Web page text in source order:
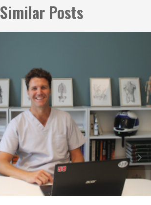
Similar Posts